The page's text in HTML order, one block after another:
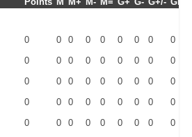
0 0 0 0 0 0 0 0
0
0 0 0 0 0 0 0 0
0
0 0 0 0 0 0 0 0
0
0 0 0 0 0 0 0 0
0
0 0 0 0 0 0 0 0
0